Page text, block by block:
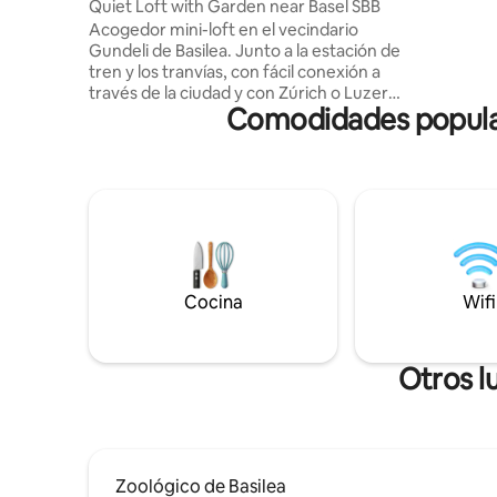
Quiet Loft with Garden near Basel SBB
Acogedor mini-loft en el vecindario
Gundeli de Basilea. Junto a la estación de
tren y los tranvías, con fácil conexión a
través de la ciudad y con Zúrich o Luzern.
La zona es animada, con tiendas y
restaurantes cerca. El apartamento es
mínimo. – Los sonidos del tranvía/calle
pueden ser audibles. – No apto para
niños. – No se aceptan animales. Ideal
para personas que viajan solas o parejas
gratuito
todos los
Comodidades
Cocina Wifi
Otros
Zoológico de Basilea